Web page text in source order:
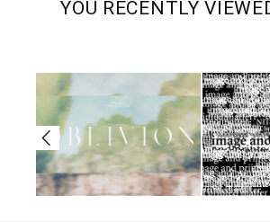
YOU RECENTLY